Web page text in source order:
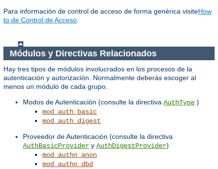
Para información de control de acceso de forma genérica visiteHow
to de Control de Acceso
Módulos y Directivas Relacionados
Hay tres tipos de módulos involucrados en los procesos de la
autenticación y autorización. Normalmente deberás escoger al
menos un módulo de cada grupo.
Modos de Autenticación (consulte la directiva AuthType )
mod_auth_basic
mod_auth_digest
Proveedor de Autenticación (consulte la directiva
AuthBasicProvider y AuthDigestProvider)
mod_authn_anon
mod_authn_dbd